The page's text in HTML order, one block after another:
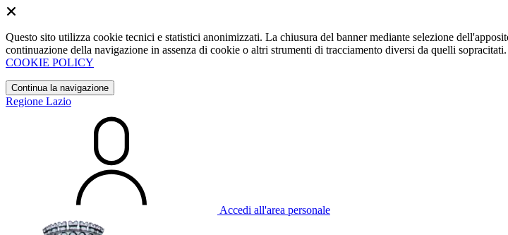
Questo sito utilizza cookie tecnici e statistici anonimizzati. La chiusura del banner mediante selezione
continuazione della navigazione in assenza di cookie o altri strumenti di tracciamento diversi da quelli sopracitati.
COOKIE POLICY
Continua la navigazione
Regione Lazio
Accedi all'area personale